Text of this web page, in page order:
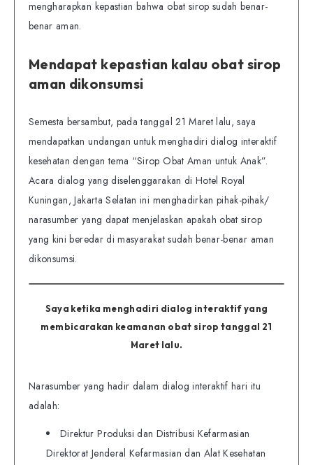
mengharapkan kepastian bahwa obat sirop sudah benar-
benar aman.
Mendapat kepastian kalau obat sirop
aman dikonsumsi
Semesta bersambut, pada tanggal 21 Maret lalu, saya
mendapatkan undangan untuk menghadiri dialog interaktif
kesehatan dengan tema “Sirop Obat Aman untuk Anak”.
Acara dialog yang diselenggarakan di Hotel Royal
Kuningan, Jakarta Selatan ini menghadirkan pihak-pihak/
narasumber yang dapat menjelaskan apakah obat sirop
yang kini beredar di masyarakat sudah benar-benar aman
dikonsumsi.
Saya ketika menghadiri dialog interaktif yang
membicarakan keamanan obat sirop tanggal 21
Maret lalu.
Narasumber yang hadir dalam dialog interaktif hari itu
adalah:
Direktur Produksi dan Distribusi Kefarmasian
Direktorat Jenderal Kefarmasian dan Alat Kesehatan